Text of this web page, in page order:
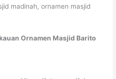
madinah, ornamen masjid
Ornamen Masjid Barito